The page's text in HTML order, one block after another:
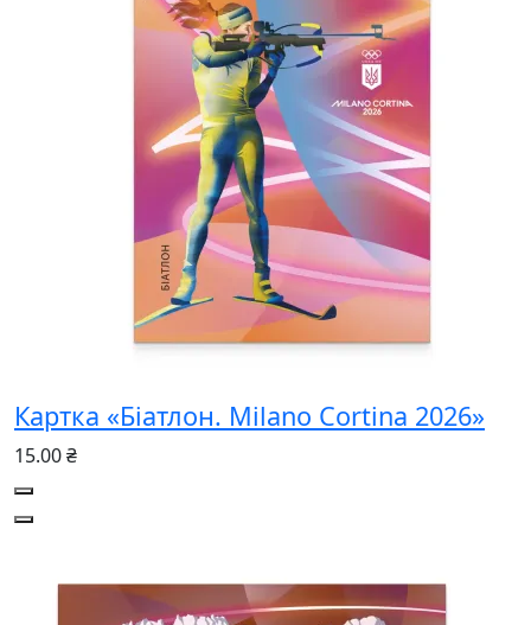
Картка «Біатлон. Milano Cortina 2026»
15.00 ₴